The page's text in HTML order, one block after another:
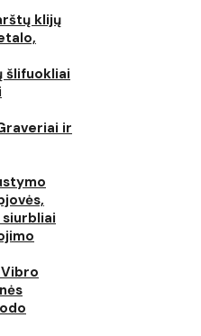
klijų
šlifuokliai
ir
Vibro